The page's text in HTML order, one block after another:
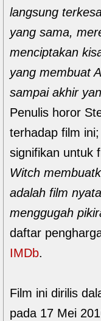
langsung
yang sama,
menciptakan
yang membuat
sampai akhir
Penulis horor
terhadap film
signifikan untuk
Witch
adalah film
menggugah
daftar
IMDb.
Film ini dirilis
pada 17 Mei